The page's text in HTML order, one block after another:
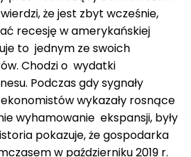
że jest zbyt wcześnie,
recesję w amerykańskiej
to jednym ze swoich
Chodzi o wydatki
Podczas gdy sygnały
wykazały rosnące
wyhamowanie ekspansji, były
pokazuje, że gospodarka
w październiku 2019 r.